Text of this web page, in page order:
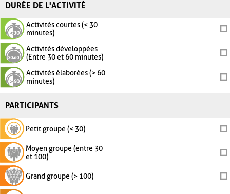
DURÉE DE L'ACTIVITÉ
Activités courtes (< 30
minutes)
Activités développées
(Entre 30 et 60 minutes)
Activités élaborées (> 60
minutes)
PARTICIPANTS
Petit groupe (< 30)
Moyen groupe (entre 30
et 100)
Grand groupe (> 100)